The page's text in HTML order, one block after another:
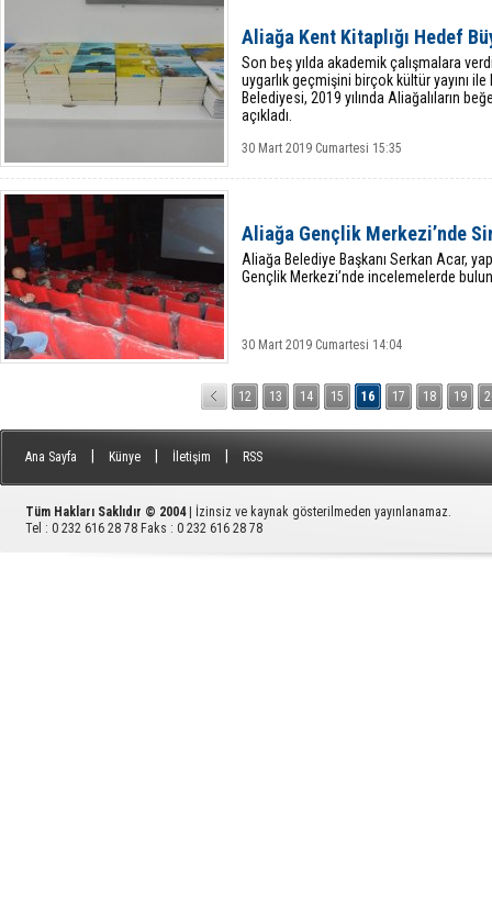
Aliağa Kent Kitaplığı Hedef
Son beş yılda akademik çalışmalara
uygarlık geçmişini birçok kültür yayını
Belediyesi, 2019 yılında Aliağalıların
açıkladı.
30 Mart 2019 Cumartesi 15:35
Aliağa Gençlik Merkezi’nde
Aliağa Belediye Başkanı Serkan Acar,
Gençlik Merkezi’nde incelemelerde
30 Mart 2019 Cumartesi 14:04
12 13 14 15 16 17 18 19
Ana Sayfa Künye İletişim RSS
Tüm Hakları Saklıdır © 2004
| İzinsiz ve kaynak gösterilmeden yayınlanamaz.
Tel : 0 232 616 28 78 Faks : 0 232 616 28 78